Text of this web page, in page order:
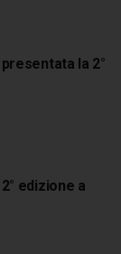
la 2°
edizione a